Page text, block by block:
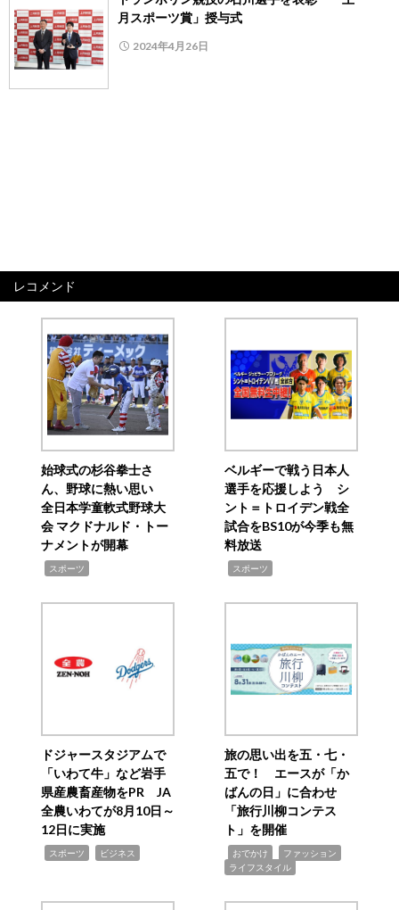
月スポーツ賞」授与式
2024年4月26日
レコメンド
始球式の杉谷拳士さ
ん、野球に熱い思い
全日本学童軟式野球大
会 マクドナルド・トー
ナメントが開幕
スポーツ
ベルギーで戦う日本人
選手を応援しよう シ
ント＝トロイデン戦全
試合をBS10が今季も無
料放送
スポーツ
ドジャースタジアムで
「いわて牛」など岩手
県産農畜産物をPR JA
全農いわてが8月10日～
12日に実施
スポーツ ビジネス
旅の思い出を五・七・
五で！ エースが「か
ばんの日」に合わせ
「旅行川柳コンテス
ト」を開催
おでかけ ファッション
ライフスタイル